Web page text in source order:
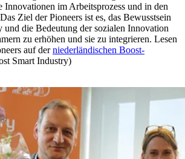
Innovationen im Arbeitsprozess und in den
Ziel der Pioneers ist es, das Bewusstsein
und die Bedeutung der sozialen Innovation
zu erhöhen und sie zu integrieren. Lesen
auf derniederländischen Boost-
Smart Industry)